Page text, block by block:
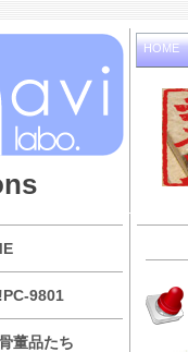
HOME
9801
董品たち